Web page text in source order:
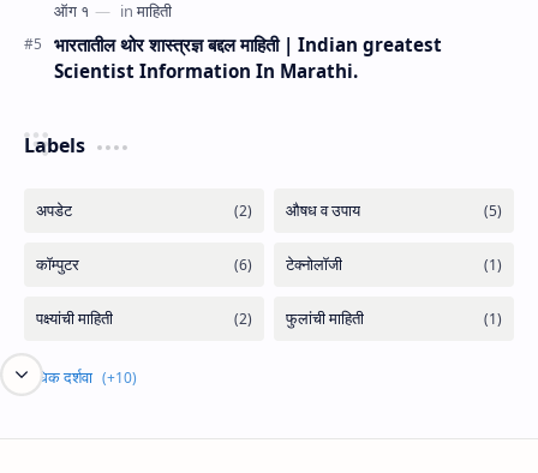
भारतातील थोर शास्त्रज्ञ बद्दल माहिती | Indian greatest
Scientist Information In Marathi.
Labels